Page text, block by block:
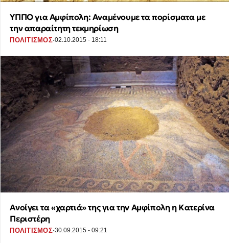
ΥΠΠΟ για Αμφίπολη: Αναμένουμε τα πορίσματα με
την απαραίτητη τεκμηρίωση
ΠΟΛΙΤΙΣΜΟΣ·02.10.2015 - 18:11
Ανοίγει τα «χαρτιά» της για την Αμφίπολη η Κατερίνα
Περιστέρη
ΠΟΛΙΤΙΣΜΟΣ·30.09.2015 - 09:21